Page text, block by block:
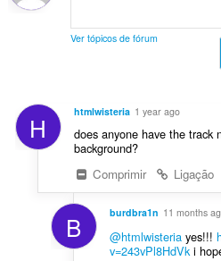
Ver tópicos de fórum
H htmlwisteria 1 year ago
does anyone have the
background?
Comprimir
Ligação
B burdbra1n 11 months
@htmlwisteriayes!!!
v=243vPl8HdVki